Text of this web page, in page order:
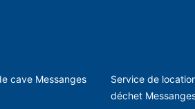
cave Messanges
Service de
déchet